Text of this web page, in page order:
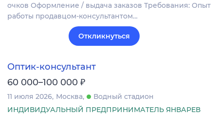
очков Оформление / выдача заказов Требования: Опыт
работы продавцом-консультантом…
Откликнуться
Оптик-консультант
60 000–100 000 ₽
11 июля 2026 Москва
Водный стадион
ИНДИВИДУАЛЬНЫЙ ПРЕДПРИНИМАТЕЛЬ ЯНВАРЕВ